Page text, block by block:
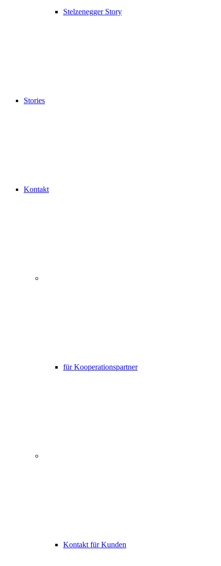
Stelzenegger Story
Stories
Kontakt
für Kooperationspartner
Kontakt für Kunden